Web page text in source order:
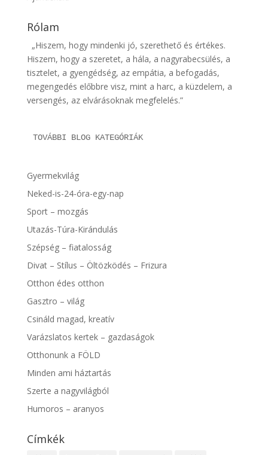
Rólam
„Hiszem, hogy mindenki jó, szerethető és értékes.
Hiszem, hogy a szeretet, a hála, a nagyrabecsülés, a
tisztelet, a gyengédség, az empátia, a befogadás,
megengedés előbbre visz, mint a harc, a küzdelem, a
versengés, az elvárásoknak megfelelés.”
TOVÁBBI BLOG KATEGÓRIÁK
Gyermekvilág
Neked-is-24-óra-egy-nap
Sport – mozgás
Utazás-Túra-Kirándulás
Szépség – fiatalosság
Divat – Stílus – Öltözködés – Frizura
Otthon édes otthon
Gasztro – világ
Csináld magad, kreatív
Varázslatos kertek – gazdaságok
Otthonunk a FÖLD
Minden ami háztartás
Szerte a nagyvilágból
Humoros – aranyos
Címkék